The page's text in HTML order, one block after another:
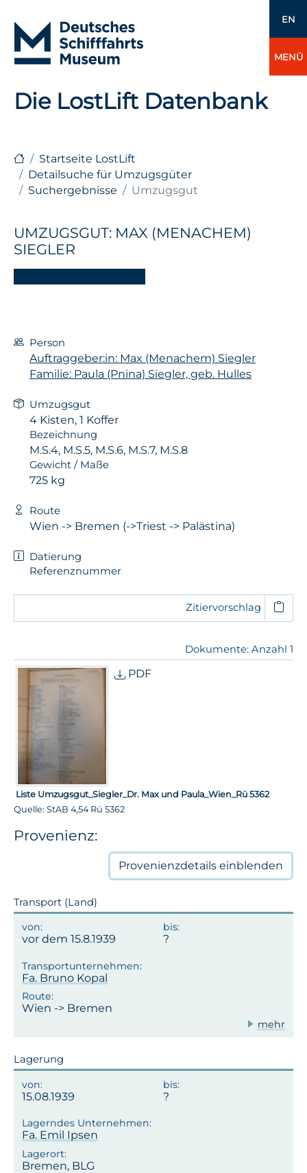
EN
MENÜ
Die LostLift Datenbank
Startseite LostLift
Detailsuche für Umzugsgüter
Suchergebnisse
Umzugsgut
UMZUGSGUT: MAX (MENACHEM)
SIEGLER
Person
Auftraggeber:in: Max (Menachem) Siegler
Familie: Paula (Pnina) Siegler, geb. Hulles
Umzugsgut
4 Kisten, 1 Koffer
Bezeichnung
M.S.4, M.S.5, M.S.6, M.S.7, M.S.8
Gewicht / Maße
725 kg
Route
Wien -> Bremen (->Triest -> Palästina)
Datierung
Referenznummer
Zitiervorschlag
Dokumente: Anzahl 1
PDF
Liste Umzugsgut_Siegler_Dr. Max und Paula_Wien_Rü 5362
Quelle: StAB 4,54 Rü 5362
Provenienz:
Provenienzdetails einblenden
Transport (Land)
vor dem 15.8.1939
Fa. Bruno Kopal
Wien -> Bremen
mehr
Lagerung
15.08.1939
Fa. Emil Ipsen
Bremen, BLG